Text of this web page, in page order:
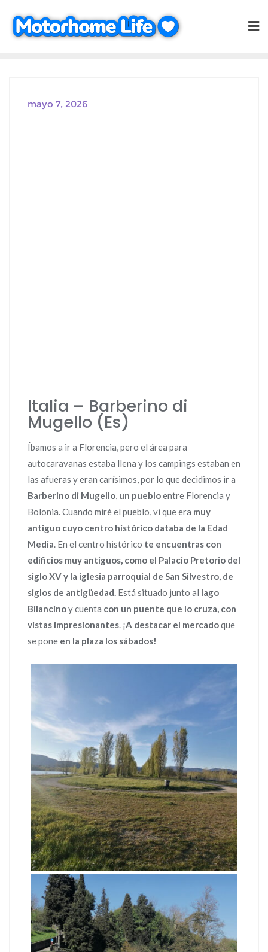
contenido
mayo 7, 2026
Italia – Barberino di
Mugello (Es)
Íbamos a ir a Florencia, pero el área para
autocaravanas estaba llena y los campings estaban en
las afueras y eran carísimos, por lo que decidimos ir a
Barberino di Mugello, un puebloentre Florencia y
Bolonia. Cuando miré el pueblo, vi que era muy
antiguo cuyo centro histórico databa de la Edad
Media. En el centro histórico te encuentras con
edificios muy antiguos, como el Palacio Pretorio del
siglo XV y la iglesia parroquial de San Silvestro, de
siglos de antigüedad. Está situado junto al lago
Bilancinoy cuenta con un puente que lo cruza, con
vistas impresionantes. ¡A destacar el mercadoque
se pone en la plaza los sábados!